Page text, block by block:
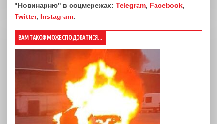
"Новинарню" в соцмережах: Telegram, Facebook,
Twitter, Instagram.
ВАМ ТАКОЖ МОЖЕ СПОДОБАТИСЯ...